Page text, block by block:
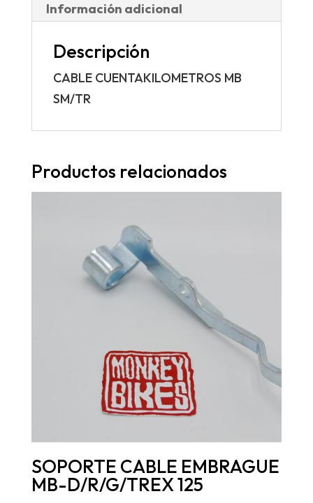
Información adicional
Descripción
CABLE CUENTAKILOMETROS MB
SM/TR
Productos relacionados
SOPORTE CABLE EMBRAGUE
MB-D/R/G/TREX 125